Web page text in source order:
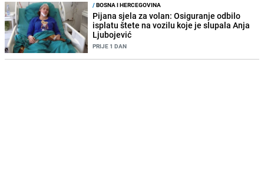
/BOSNA I HERCEGOVINA
Pijana sjela za volan: Osiguranje odbilo
isplatu štete na vozilu koje je slupala Anja
Ljubojević
PRIJE 1 DAN